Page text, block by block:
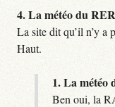
4.La météo du
La site dit qu’il n’y a
Haut.
1.La météo
Ben oui, la